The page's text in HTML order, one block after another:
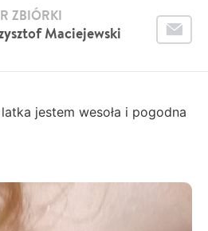
Maciejewski
ZBIÓRKI
jestem wesoła i pogodna